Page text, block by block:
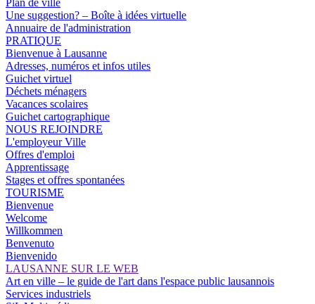
Plan de ville
Une suggestion? – Boîte à idées virtuelle
Annuaire de l'administration
PRATIQUE
Bienvenue à Lausanne
Adresses, numéros et infos utiles
Guichet virtuel
Déchets ménagers
Vacances scolaires
Guichet cartographique
NOUS REJOINDRE
L'employeur Ville
Offres d'emploi
Apprentissage
Stages et offres spontanées
TOURISME
Bienvenue
Welcome
Willkommen
Benvenuto
Bienvenido
LAUSANNE SUR LE WEB
Art en ville – le guide de l'art dans l'espace public lausannois
Services industriels